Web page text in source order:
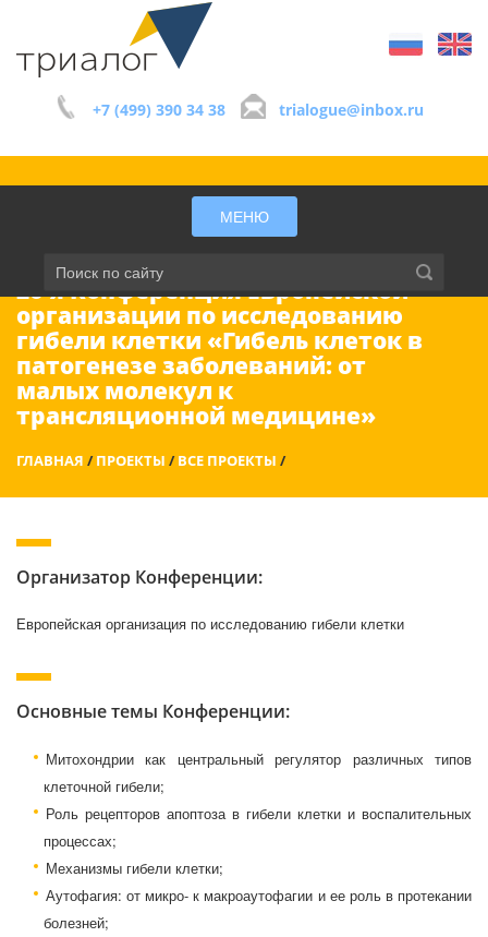
+7 (499) 390 34 38 trialogue@inbox.ru
МЕНЮ
26-я Конференция Европейской
организации по исследованию
гибели клетки «Гибель клеток в
патогенезе заболеваний: от
малых молекул к
трансляционной медицине»
ГЛАВНАЯ /ПРОЕКТЫ /ВСЕ ПРОЕКТЫ /
Организатор Конференции:
Европейская организация по исследованию гибели клетки
Основные темы Конференции:
Митохондрии как центральный регулятор различных типов
клеточной гибели;
Роль рецепторов апоптоза в гибели клетки и воспалительных
процессах;
Механизмы гибели клетки;
Аутофагия: от микро- к макроаутофагии и ее роль в протекании
болезней;